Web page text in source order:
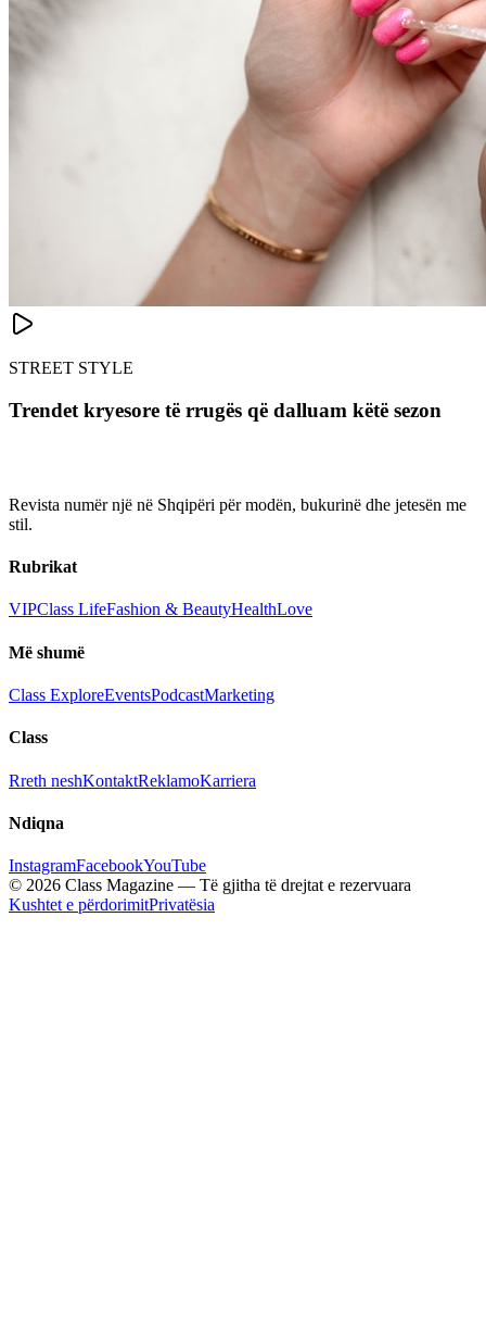
STREET STYLE
Trendet kryesore të rrugës që dalluam këtë sezon
Revista numër një në Shqipëri për modën, bukurinë dhe jetesën me
stil.
Rubrikat
VIPClass LifeFashion & BeautyHealthLove
Më shumë
Class ExploreEventsPodcastMarketing
Class
Rreth neshKontaktReklamoKarriera
Ndiqna
InstagramFacebookYouTube
© 2026 Class Magazine — Të gjitha të drejtat e rezervuara
Kushtet e përdorimitPrivatësia